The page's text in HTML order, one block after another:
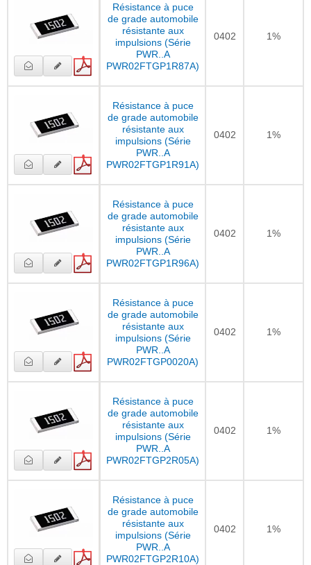
Résistance à puce
de grade automobile
résistante aux
impulsions (Série
PWR..A
PWR02FTGP1R87A)
0402 1%
Résistance à puce
de grade automobile
résistante aux
impulsions (Série
PWR..A
PWR02FTGP1R91A)
0402 1%
Résistance à puce
de grade automobile
résistante aux
impulsions (Série
PWR..A
PWR02FTGP1R96A)
0402 1%
Résistance à puce
de grade automobile
résistante aux
impulsions (Série
PWR..A
PWR02FTGP0020A)
0402 1%
Résistance à puce
de grade automobile
résistante aux
impulsions (Série
PWR..A
PWR02FTGP2R05A)
0402 1%
Résistance à puce
de grade automobile
résistante aux
impulsions (Série
PWR..A
PWR02FTGP2R10A)
0402 1%